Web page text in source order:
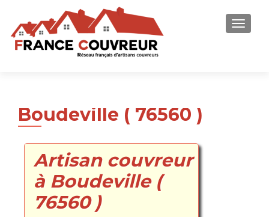
Boudeville ( 76560 )
Artisan couvreur
à Boudeville (
76560 )